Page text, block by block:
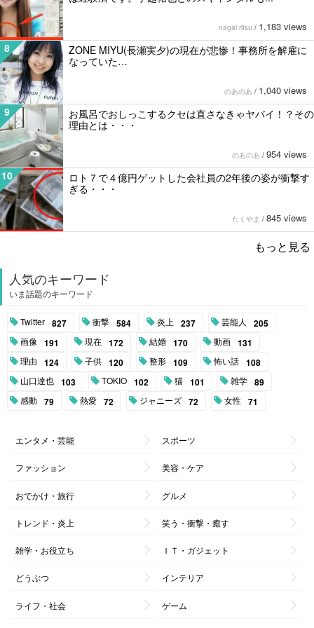
nagai ritsu / 1,183 views
8
ZONE MIYU(長瀬実夕)の現在が悲惨！事務所を解雇に
なっていた…
のあのあ / 1,040 views
9
お風呂でおしっこするクセは直さなきゃヤバイ！？その
理由とは・・・
のあのあ / 954 views
10
ロト７で４億円ゲットした会社員の2年後の姿が衝撃す
ぎる・・・
たくやま / 845 views
もっと見る
人気のキーワード
いま話題のキーワード
Twitter 827 衝撃 584 炎上 237 芸能人 205
画像 191 現在 172 結婚 170 動画 131
理由 124 子供 120 整形 109 怖い話 108
山口達也 103 TOKIO 102 猫 101 雑学 89
感動 79 熱愛 72 ジャニーズ 72 女性 71
エンタメ・芸能 スポーツ
ファッション 美容・ケア
おでかけ・旅行 グルメ
トレンド・炎上 笑う・衝撃・癒す
雑学・お役立ち ＩＴ・ガジェット
どうぶつ インテリア
ライフ・社会 ゲーム